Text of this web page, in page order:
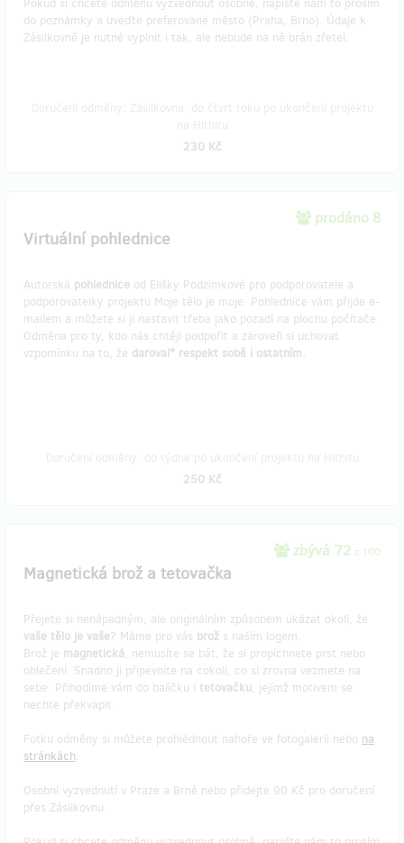
Pokud si chcete odměnu vyzvednout osobně, napište nám to prosím
do poznámky a uveďte preferované město (Praha, Brno). Údaje k
Zásilkovně je nutné vyplnit i tak, ale nebude na ně brán zřetel.
230 Kč
prodáno 8
Virtuální pohlednice
Autorská pohlednice od Elišky Podzimkové pro podporovatele a
podporovatelky projektu Moje tělo je moje. Pohlednice vám přijde e-
mailem a můžete si ji nastavit třeba jako pozadí na plochu počítače.
Odměna pro ty, kdo nás chtějí podpořit a zároveň si uchovat
vzpomínku na to, že daroval* respekt sobě i ostatním.
250 Kč
zbývá 72 z 100
Magnetická brož a tetovačka
Přejete si nenápadným, ale originálním způsobem ukázat okolí, že
vaše tělo je vaše? Máme pro vás brož s naším logem.
Brož je magnetická, nemusíte se bát, že si propíchnete prst nebo
oblečení. Snadno ji připevníte na cokoli, co si zrovna vezmete na
sebe. Přihodíme vám do balíčku i tetovačku, jejímž motivem se
nechte překvapit.
Fotku odměny si můžete prohlédnout nahoře ve fotogalerii nebo na
stránkách.
Osobní vyzvednutí v Praze a Brně nebo přidejte 90 Kč pro doručení
přes Zásilkovnu.